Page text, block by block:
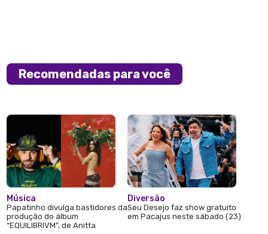
Recomendadas para você
Música
Papatinho divulga bastidores da
produção do álbum
“EQUILIBRIVM”, de Anitta
Diversão
Seu Desejo faz show gratuito
em Pacajus neste sábado (23)